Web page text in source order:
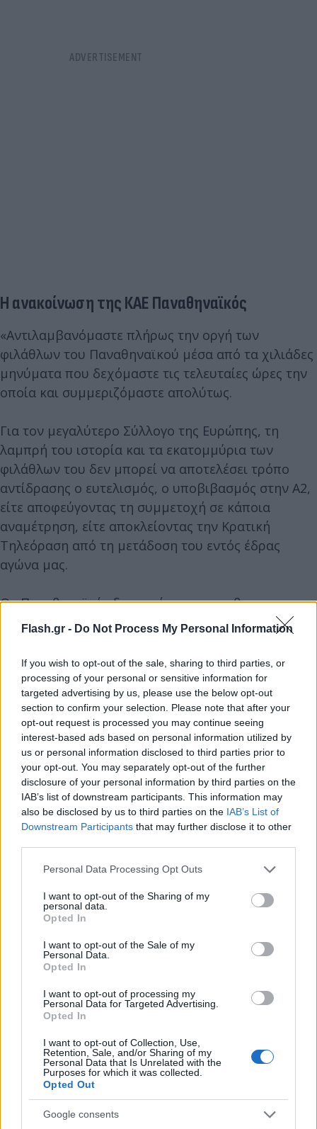
Flash.gr - Do Not Process My Personal Information
If you wish to opt-out of the sale, sharing to third parties, or
processing of your personal or sensitive information for
targeted advertising by us, please use the below opt-out
section to confirm your selection. Please note that after your
opt-out request is processed you may continue seeing
interest-based ads based on personal information utilized by
us or personal information disclosed to third parties prior to
your opt-out. You may separately opt-out of the further
disclosure of your personal information by third parties on the
IAB’s list of downstream participants. This information may
also be disclosed by us to third parties on the IAB’s List of
Downstream Participants that may further disclose it to other
Please note that this website/app uses one or more Google
not limited to your visit or usage behaviour. You may click to
grant or deny consent to Google and its third-party tags to
use your data for below specified purposes in below Google
consent section.
Personal Data Processing Opt Outs
I want to opt-out of the Sharing of my
personal data.
Opted In
I want to opt-out of the Sale of my
Personal Data.
Opted In
I want to opt-out of processing my
Personal Data for Targeted Advertising.
Opted In
I want to opt-out of Collection, Use,
Retention, Sale, and/or Sharing of my
Personal Data that Is Unrelated with the
Purposes for which it was collected.
Opted Out
Google consents
Η ανακοίνωση της ΚΑΕ Παναθηναϊκός
«Αντιλαμβανόμαστε πλήρως την οργή των
φιλάθλων του Παναθηναϊκού μέσα από τα χιλιάδες
μηνύματα που δεχόμαστε τις τελευταίες ώρες την
οποία και συμμεριζόμαστε απολύτως.
Για τον μεγαλύτερο Σύλλογο της Ευρώπης, τη
λαμπρή του ιστορία και τα εκατομμύρια των
φιλάθλων του δεν μπορεί να αποτελέσει τρόπο
αντίδρασης ο ευτελισμός, ο υποβιβασμός στην Α2,
είτε αποφεύγοντας τη συμμετοχή σε κάποια
αναμέτρηση, είτε αποκλείοντας την Κρατική
Τηλεόραση από τη μετάδοση του εντός έδρας
αγώνα μας.
Ως Παναθηναϊκός δεσμευόμαστε πως θα
πολεμήσουμε μέχρις εσχάτων για την κατάκτηση
έχοντας τον κόσμο μας ως ασπίδα και
προτεραιότητα. Μαζί θα παλέψουμε με όλες μας τις
δυνάμεις για αυτό που δικαιούμαστε. Για το
μεγαλείο μας.
Άραγε η Κυβέρνηση μέχρι πότε θα συνεχίσει να
κωφεύει σε όλα όσα συμβαίνουν στο ελληνικό
μπάσκετ τα τελευταία χρόνια;
Όσοι κατέκριναν την προηγούμενη διοίκηση της
ΕΟΚ ως κατεστημένο, τί έχουν να πουν για τη νυν
διοίκηση η οποία εξελέγη με τον τρόπο που όλοι
θυμόμαστε επί υπουργίας του Λευτέρη Αυγενάκη
και κατά τη θητεία της παρακολουθούμε αγώνες,
όπως και ο πρώτος τελικός του Πρωταθλήματος με
την ανοχή του Κράτους;
την ολοκλήρωση του φετινού Πρωταθλήματος θα
κάνουμε, σε όλα τα επίπεδα, αυτό που οφείλουμε
στην Ιστορία, τον κόσμο και το ηθικό βάρος του
Παναθηναϊκού, αλλά και συνολικά του ελληνικού
Μπάσκετ.
ΥΓ: Πώς φαίνεται σε οποιονδήποτε το να σφυρίζει